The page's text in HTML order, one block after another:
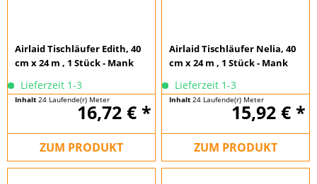
Airlaid Tischläufer Edith, 40
cm x 24 m , 1 Stück - Mank
Lieferzeit 1-3
Inhalt24 Laufende(r) Meter
(0,70 € * / 1 Laufende(r) Meter)
16,72 € *
ZUM PRODUKT
Airlaid Tischläufer Nelia, 40
cm x 24 m , 1 Stück - Mank
Lieferzeit 1-3
Inhalt24 Laufende(r) Meter
(0,66 € * / 1 Laufende(r) Meter)
15,92 € *
ZUM PRODUKT